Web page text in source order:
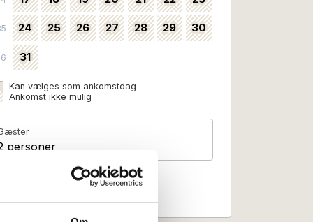
24 25 26 27 28 29 30
31
Kan vælges som ankomstdag
Ankomst ikke mulig
personer